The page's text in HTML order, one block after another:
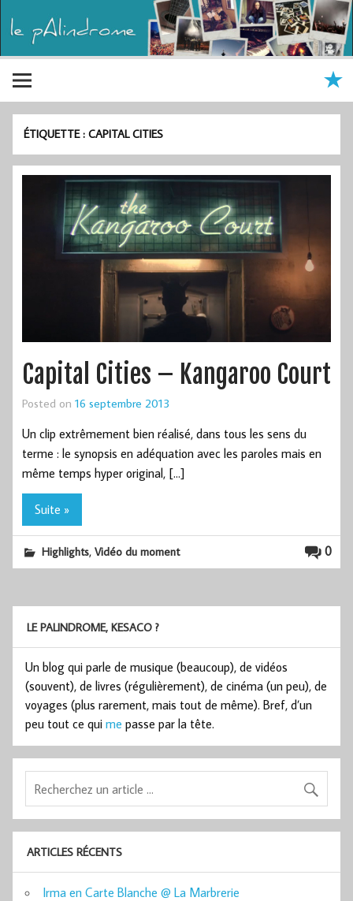
ÉTIQUETTE :CAPITAL CITIES
Capital Cities – Kangaroo Court
Posted on 16 septembre 2013
Un clip extrêmement bien réalisé, dans tous les sens du
terme : le synopsis en adéquation avec les paroles mais en
même temps hyper original, […]
Suite »
0
Highlights,Vidéo du moment
LE PALINDROME, KESACO ?
Un blog qui parle de musique (beaucoup), de vidéos
(souvent), de livres (régulièrement), de cinéma (un peu), de
voyages (plus rarement, mais tout de même). Bref, d’un
peu tout ce qui me passe par la tête.
ARTICLES RÉCENTS
Irma en Carte Blanche @ La Marbrerie